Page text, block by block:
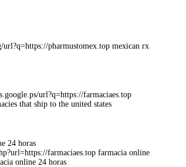
pharmustomex.top mexican rx
url?q=https://farmaciaes.top
that ship to the united states
24 horas
farmaciaes.top farmacia online
online 24 horas